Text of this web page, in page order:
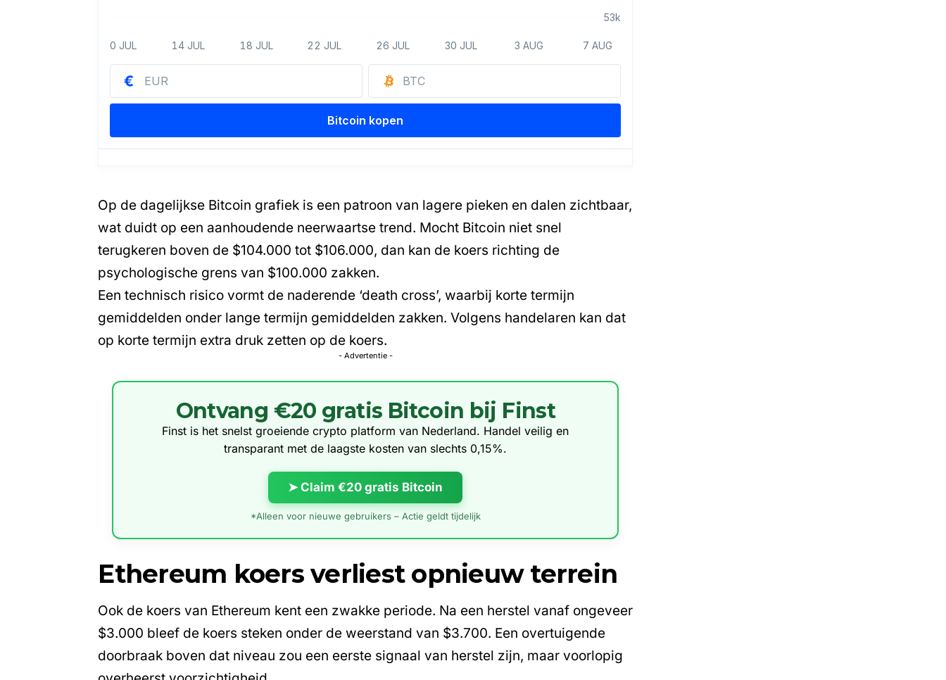
Op de dagelijkse Bitcoin grafiek is een patroon van lagere pieken en dalen zichtbaar,
wat duidt op een aanhoudende neerwaartse trend. Mocht Bitcoin niet snel
terugkeren boven de $104.000 tot $106.000, dan kan de koers richting de
psychologische grens van $100.000 zakken.
Een technisch risico vormt de naderende ‘death cross’, waarbij korte termijn
gemiddelden onder lange termijn gemiddelden zakken. Volgens handelaren kan dat
op korte termijn extra druk zetten op de koers.
- Advertentie -
Ontvang €20 gratis Bitcoin bij Finst
Finst is het snelst groeiende crypto platform van Nederland. Handel veilig en
transparant met de laagste kosten van slechts 0,15%.
➤ Claim €20 gratis Bitcoin
*Alleen voor nieuwe gebruikers – Actie geldt tijdelijk
Ethereum koers verliest opnieuw terrein
Ook de koers van Ethereum kent een zwakke periode. Na een herstel vanaf ongeveer
$3.000 bleef de koers steken onder de weerstand van $3.700. Een overtuigende
doorbraak boven dat niveau zou een eerste signaal van herstel zijn, maar voorlopig